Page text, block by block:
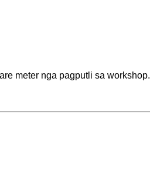
meter nga pagputli sa workshop.